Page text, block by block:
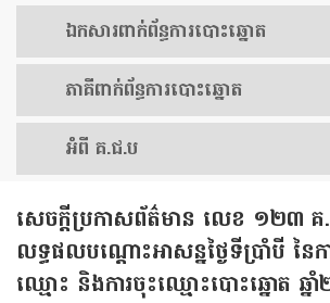
ឯកសារ​ពាក់ព័ន្ធ​ការ​បោះឆ្នោត
​ភាគីពាក់ព័ន្ធ​​ការ​បោះឆ្នោត
អំពី គ.ជ.ប
សេចក្តីប្រកាសព័ត៌មាន លេខ​ ១២៣​ គ.
លទ្ធផលបណ្ដោះអាសន្នថ្ងៃទីប្រាំបី នៃក
ឈ្មោះ និងការចុះឈ្មោះបោះឆ្នោត ឆ្ន